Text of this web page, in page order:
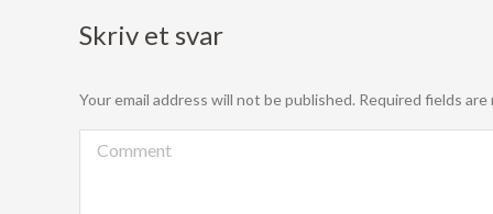
Skriv et svar
Your email address will not be published. Required fields are
Comment